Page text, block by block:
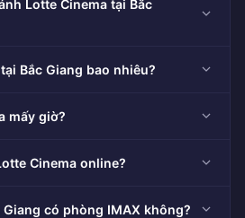
Lotte Cinema tại Bắc
Bắc Giang bao nhiêu?
mấy giờ?
Cinema online?
Giang có phòng IMAX không?